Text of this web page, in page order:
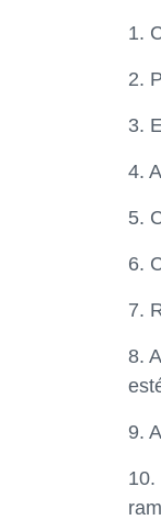
1.
2.
3.
4.
5.
6.
7.
8.
9.
10.